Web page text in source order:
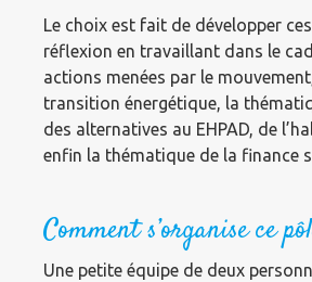
Le choix est fait de développer
réflexion en travaillant dans le
actions menées par le
transition énergétique, la
des alternatives au EHPAD, de
enfin la thématique de la finance
Comment s’organise ce
Une petite équipe de deux